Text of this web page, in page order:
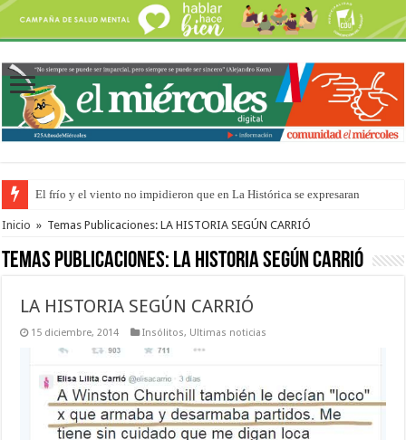
El frío y el viento no impidieron que en La Histórica se expresaran
Inicio » Temas Publicaciones: LA HISTORIA SEGÚN CARRIÓ
Temas Publicaciones: LA HISTORIA SEGÚN CARRIÓ
LA HISTORIA SEGÚN CARRIÓ
15 diciembre, 2014 Insólitos, Ultimas noticias